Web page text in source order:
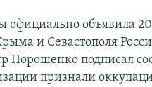
официально объявила
и Севастополя
Порошенко подписал
признали